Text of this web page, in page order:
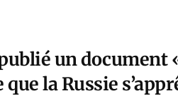
un document
la Russie